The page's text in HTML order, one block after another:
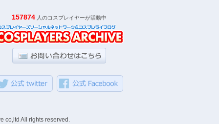
157874 人のコスプレイヤーが活動中
co,ltd All rights reserved.